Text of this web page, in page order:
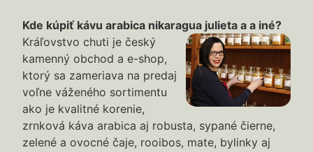
Kde kúpiť kávu arabica nikaragua julieta a a iné?
Kráľovstvo chuti je český
kamenný obchod a e-shop,
ktorý sa zameriava na predaj
voľne váženého sortimentu
ako je kvalitné korenie,
zrnková káva arabica aj robusta, sypané čierne,
zelené a ovocné čaje, rooibos, mate, bylinky aj